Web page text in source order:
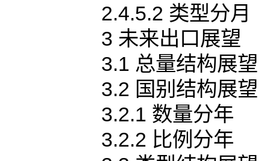
2.4.5.2 类型分月
3 未来出口展望
3.1 总量结构展望
3.2 国别结构展望
3.2.1 数量分年
3.2.2 比例分年